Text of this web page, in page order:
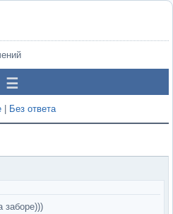
Без ответа
заборе)))